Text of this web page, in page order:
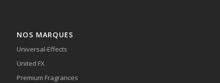
NOS MARQUES
Universal-Effects
United FX
Premium Fragrances